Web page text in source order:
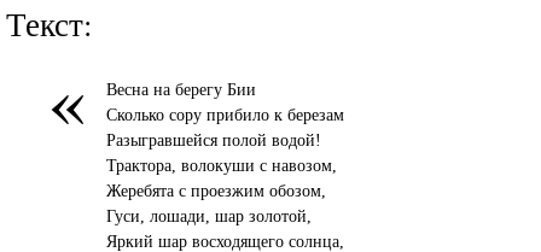
Текст:
«
Весна на берегу Бии
Сколько сору прибило к березам
Разыгравшейся полой водой!
Трактора, волокуши с навозом,
Жеребята с проезжим обозом,
Гуси, лошади, шар золотой,
Яркий шар восходящего солнца,